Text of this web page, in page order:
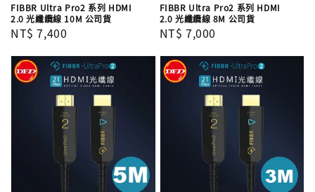
FIBBR Ultra Pro2 系列 HDMI
2.0 光纖纜線 10M 公司貨
Regular
NT$ 7,400
FIBBR Ultra Pro2 系列 HDMI
2.0 光纖纜線 8M 公司貨
Regular
NT$ 7,000